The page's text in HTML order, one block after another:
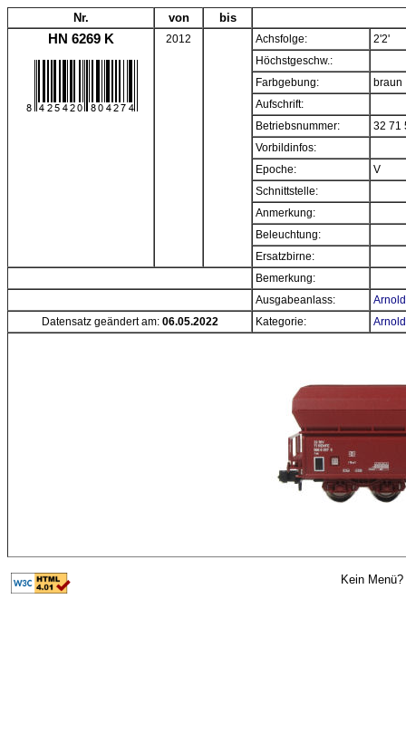
Nr. von bis
HN 6269 K 2012 Achsfolge:
2'2'
Höchstgeschw.:
Farbgebung:
braun
Aufschrift:
Betriebsnummer:
32 71
Vorbildinfos:
Epoche:
V
Schnittstelle:
Anmerkung:
Beleuchtung:
Ersatzbirne:
Bemerkung:
Ausgabeanlass:
Datensatz geändert am: 06.05.2022 Kategorie:
Kein